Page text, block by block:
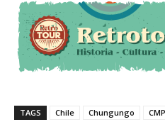
TAGS Chile Chungungo CMP